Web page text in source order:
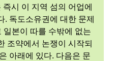
시 이 지역 섬의 어업에
. 독도소유권에 대한 문제
일본이 따를 수밖에 없는
조약에서 논쟁이 시작되
아래에 있다. 다음은 문